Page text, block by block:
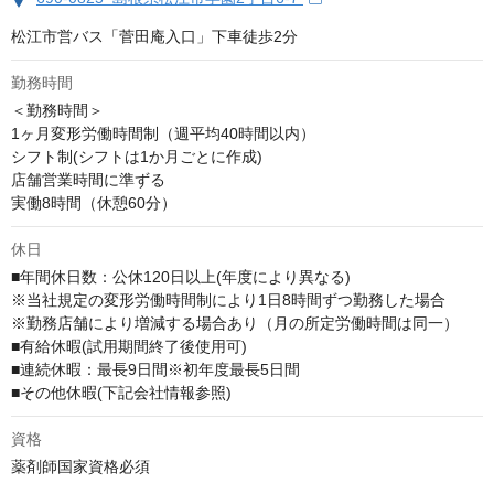
松江市営バス「菅田庵入口」下車徒歩2分
勤務時間
＜勤務時間＞
1ヶ月変形労働時間制（週平均40時間以内）
シフト制(シフトは1か月ごとに作成)
店舗営業時間に準ずる
実働8時間（休憩60分）
休日
■年間休日数：公休120日以上(年度により異なる)
※当社規定の変形労働時間制により1日8時間ずつ勤務した場合
※勤務店舗により増減する場合あり（月の所定労働時間は同一）
■有給休暇(試用期間終了後使用可)
■連続休暇：最長9日間※初年度最長5日間
■その他休暇(下記会社情報参照)
資格
薬剤師国家資格必須